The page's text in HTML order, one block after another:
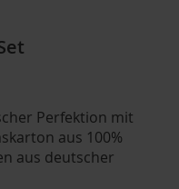
Perfektion mit
aus 100%
aus deutscher